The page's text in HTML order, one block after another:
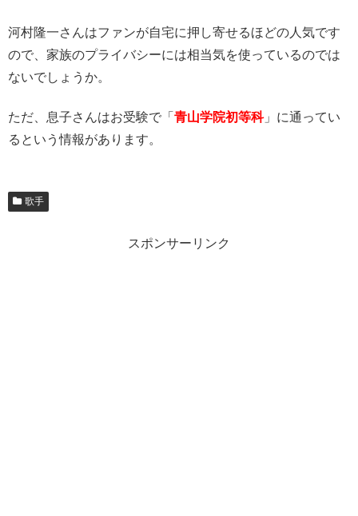
河村隆一さんはファンが自宅に押し寄せるほどの人気です
ので、家族のプライバシーには相当気を使っているのでは
ないでしょうか。
ただ、息子さんはお受験で「 青山学院初等科」に通ってい
るという情報があります。
歌手
スポンサーリンク